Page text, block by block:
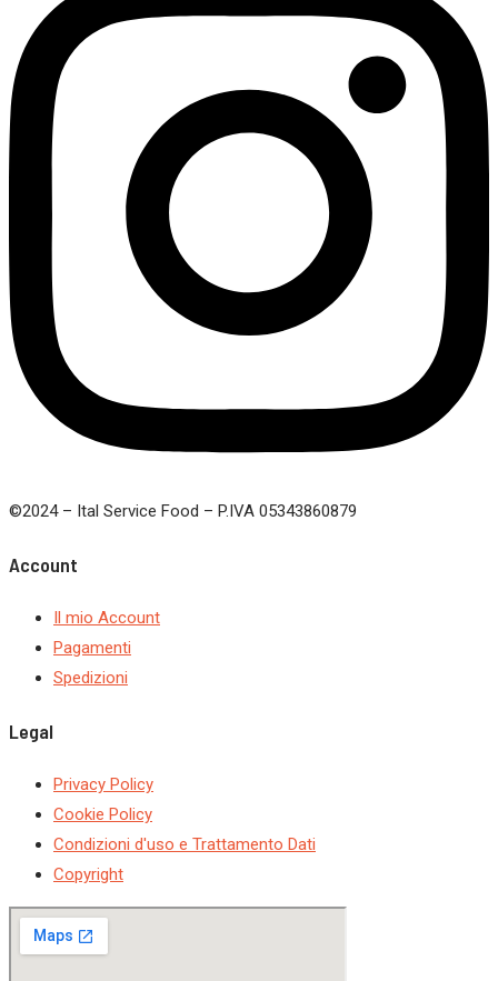
©2024 – Ital Service Food – P.IVA 05343860879
Account
Il mio Account
Pagamenti
Spedizioni
Legal
Privacy Policy
Cookie Policy
Condizioni d'uso e Trattamento Dati
Copyright